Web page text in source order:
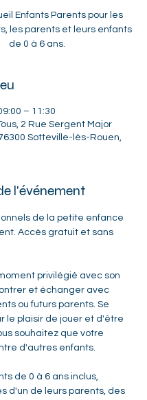
Enfants Parents pour les
les parents et leurs enfants
de 0 à 6 ans.
– 11:30
2 Rue Sergent Major
Sotteville-lès-Rouen,
l'événement
de la petite enfance
Accès gratuit et sans
privilégié avec son
et échanger avec
ou futurs parents. Se
le plaisir de jouer et d'être
souhaitez que votre
d'autres enfants.
de 0 à 6 ans inclus,
d'un de leurs parents, des